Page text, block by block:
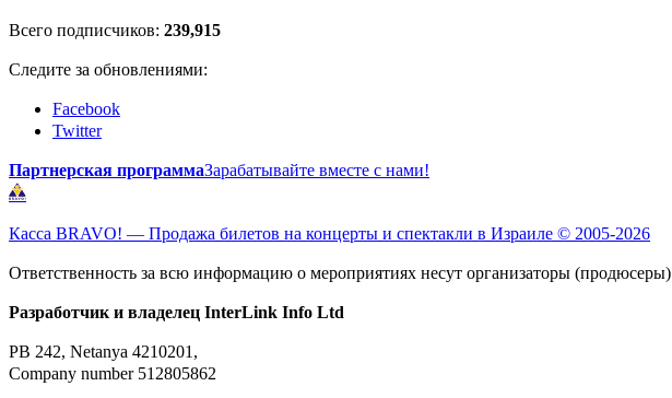
Всего подписчиков: 239,915
Следите за обновлениями:
Facebook
Twitter
Партнерская программаЗарабатывайте вместе с нами!
Касса BRAVO! — Продажа билетов на концерты и спектакли в Израиле © 2005-2026
Ответственность за всю информацию о мероприятиях несут организаторы (продюсеры)
Разработчик и владелец InterLink Info Ltd
PB 242, Netanya 4210201,
Company number 512805862